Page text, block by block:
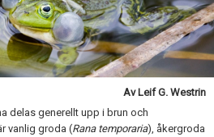
Av Leif G. Westrin
delas generellt upp i brun och
vanlig groda (Rana temporaria), åkergroda
Privacy Policy